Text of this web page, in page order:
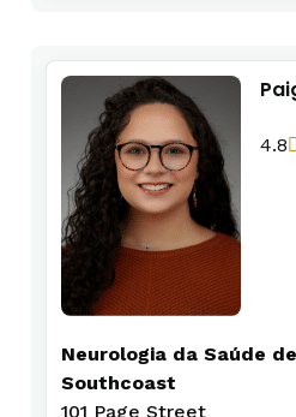
4.8
Neurologia da Saúde de
Southcoast
101 Page Street